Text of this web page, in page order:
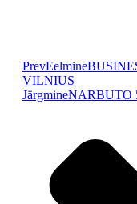
PrevEelmine
VILNIUS
JärgmineNARBUTO